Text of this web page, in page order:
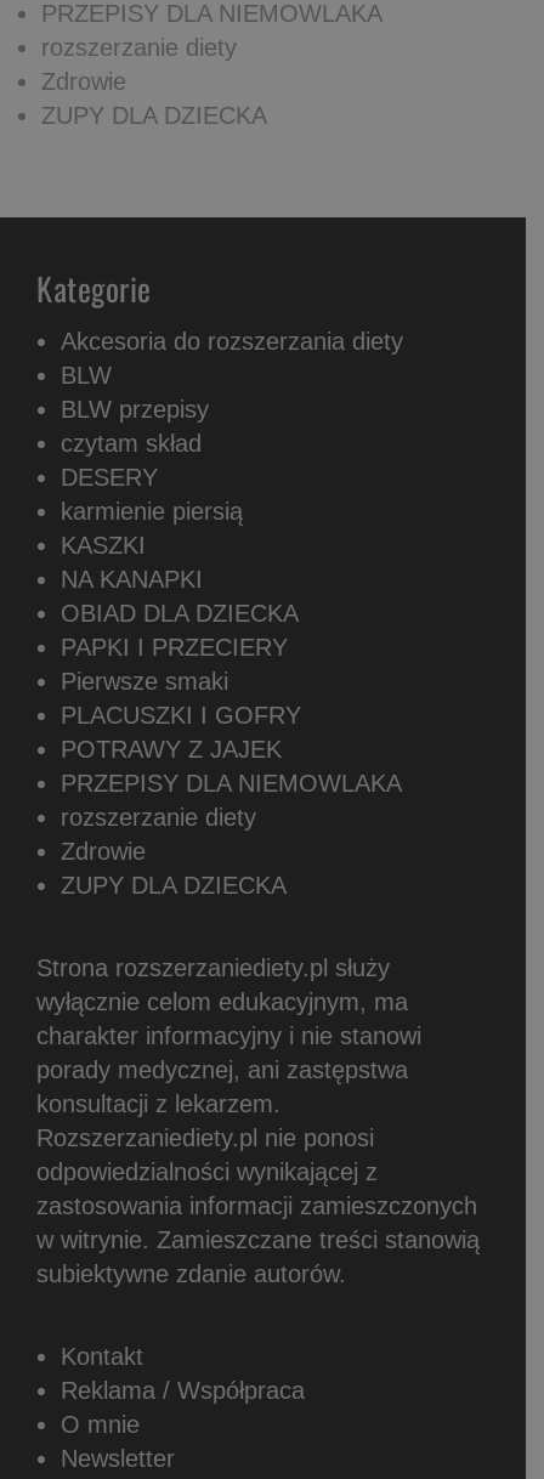
PRZEPISY DLA NIEMOWLAKA
rozszerzanie diety
Zdrowie
ZUPY DLA DZIECKA
Kategorie
Akcesoria do rozszerzania diety
BLW
BLW przepisy
czytam skład
DESERY
karmienie piersią
KASZKI
NA KANAPKI
OBIAD DLA DZIECKA
PAPKI I PRZECIERY
Pierwsze smaki
PLACUSZKI I GOFRY
POTRAWY Z JAJEK
PRZEPISY DLA NIEMOWLAKA
rozszerzanie diety
Zdrowie
ZUPY DLA DZIECKA
Strona rozszerzaniediety.pl służy
wyłącznie celom edukacyjnym, ma
charakter informacyjny i nie stanowi
porady medycznej, ani zastępstwa
konsultacji z lekarzem.
Rozszerzaniediety.pl nie ponosi
odpowiedzialności wynikającej z
zastosowania informacji zamieszczonych
w witrynie. Zamieszczane treści stanowią
subiektywne zdanie autorów.
Kontakt
Reklama / Współpraca
O mnie
Newsletter